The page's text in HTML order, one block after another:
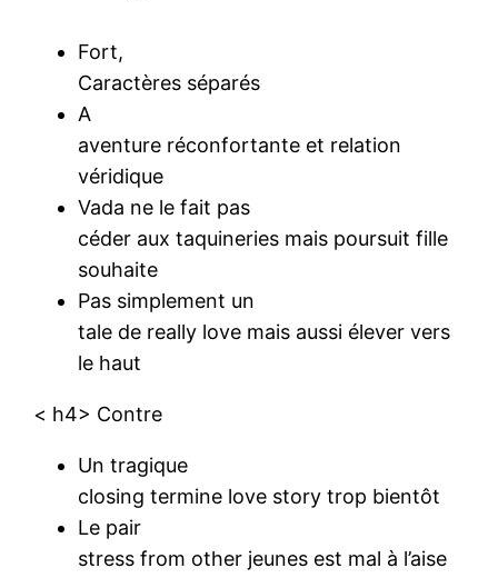
Fort,
Caractères séparés
A
aventure réconfortante et relation
véridique
Vada ne le fait pas
céder aux taquineries mais poursuit fille
souhaite
Pas simplement un
tale de really love mais aussi élever vers
le haut
< h4> Contre
Un tragique
closing termine love story trop bientôt
Le pair
stress from other jeunes est mal à l’aise